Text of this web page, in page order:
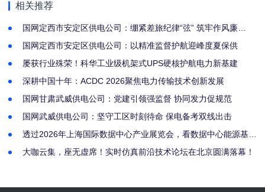
相关推荐
国网定西市安定区供电公司：绷紧差旅纪律“弦” 筑牢作风廉
国网定西市安定区供电公司：以精准监督护航迎峰度夏保供
屡获行业殊荣！科华工业级机架式UPS硬核护航电力新基建
深耕中国十年：ACDC 2026聚焦电力传输技术创新发展
国网甘肃武威供电公司：党建引领强监督 协同发力促规范
国网武威供电公司：坚守工区时刻待命 保电备考双线出击 ​
透过2026年上海国际数据中心产业展览会，看数据中心能源基础
大咖云集，座无虚席！实时仿真前沿技术论坛在北京圆满落幕！